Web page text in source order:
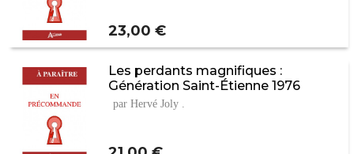
Prix
23,00 €
Les perdants magnifiques :
Génération Saint-Étienne 1976
par Hervé Joly .